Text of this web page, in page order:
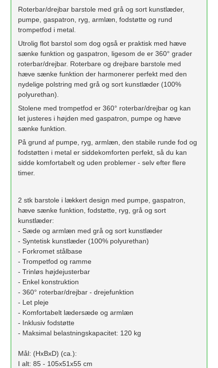
Roterbar/drejbar barstole med grå og sort kunstlæder,
pumpe, gaspatron, ryg, armlæn, fodstøtte og rund
trompetfod i metal.
Utrolig flot barstol som dog også er praktisk med hæve
sænke funktion og gaspatron, ligesom de er 360° grader
roterbar/drejbar. Roterbare og drejbare barstole med
hæve sænke funktion der harmonerer perfekt med den
nydelige polstring med grå og sort kunstlæder (100%
polyurethan).
Stolene med trompetfod er 360° roterbar/drejbar og kan
let justeres i højden med gaspatron, pumpe og hæve
sænke funktion.
På grund af pumpe, ryg, armlæn, den stabile runde fod og
fodstøtten i metal er siddekomforten perfekt, så du kan
sidde komfortabelt og uden problemer - selv efter flere
timer.
2 stk barstole i lækkert design med pumpe, gaspatron,
hæve sænke funktion, fodstøtte, ryg, grå og sort
kunstlæder:
- Sæde og armlæn med grå og sort kunstlæder
- Syntetisk kunstlæder (100% polyurethan)
- Forkromet stålbase
- Trompetfod og ramme
- Trinløs højdejusterbar
- Enkel konstruktion
- 360° roterbar/drejbar - drejefunktion
- Let pleje
- Komfortabelt lædersæde og armlæn
- Inklusiv fodstøtte
- Maksimal belastningskapacitet: 120 kg
Mål: (HxBxD) (ca.):
I alt: 85 - 105x51x55 cm